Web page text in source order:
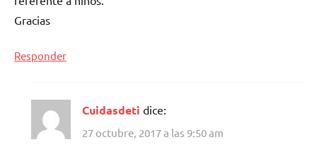
Gracias
Responder
Cuidasdeti dice:
27 octubre, 2017 a las 9:50 am